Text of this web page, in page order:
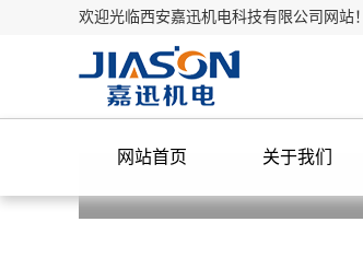
欢迎光临西安嘉迅机电科技有限公司网站！
网站首页 关于我们